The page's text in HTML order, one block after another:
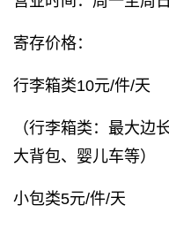
寄存价格：
行李箱类10元/件/天
（行李箱类：最大边
大背包、婴儿车等）
小包类5元/件/天